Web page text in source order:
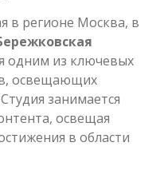
в регионе Москва, в
одним из ключевых
освещающих
занимается
освещая
в области